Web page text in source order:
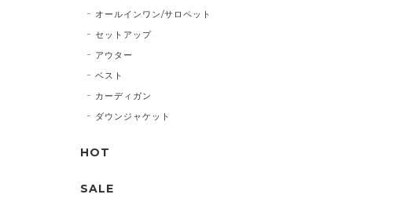
オールインワン/サロペット
セットアップ
アウター
ベスト
カーディガン
ダウンジャケット
HOT
SALE